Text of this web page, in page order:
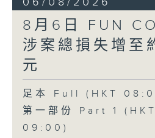
8月6日 FUN
涉案總損失增至
元
足本 Full (HKT
第一部份 Part 1
09:00)